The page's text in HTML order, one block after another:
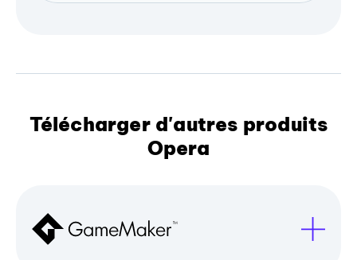
Télécharger d'autres produits
Opera